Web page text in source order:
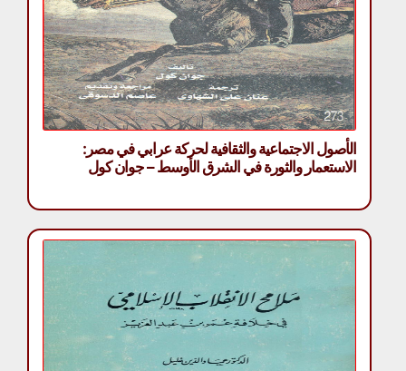
الأصول الاجتماعية والثقافية لحركة عرابي في مصر:
الاستعمار والثورة في الشرق الأوسط – جوان كول